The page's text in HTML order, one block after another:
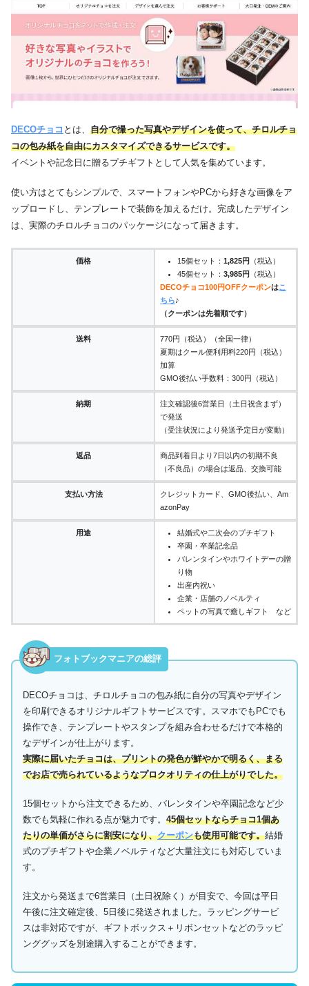
DECOチョコ とは、 自分で撮った写真やデザインを使って、チロルチョ
コの包み紙を自由にカスタマイズできるサービスです。
イベントや記念日に贈るプチギフトとして人気を集めています。
使い方はとてもシンプルで、スマートフォンやPCから好きな画像をア
ップロードし、テンプレートで装飾を加えるだけ。完成したデザイン
は、実際のチロルチョコのパッケージになって届きます。
価格 15個セット： 1,825円
（税込）
45個セット： 3,985円
（税込）
DECOチョコ100円OFFクーポンはこ
ちら♪
（クーポンは先着順です）
送料
770円（税込）（全国一律）
夏期はクール便利用料220円（税込）
加算
GMO後払い手数料：300円（税込）
納期
注文確認後6営業日（土日祝含まず）
で発送
（受注状況により発送予定日が変動）
返品
商品到着日より7日以内の初期不良
（不良品）の場合は返品、交換可能
支払い方法
クレジットカード、GMO後払い、Am
azonPay
用途
結婚式や二次会のプチギフト
卒園・卒業記念品
バレンタインやホワイトデーの贈
り物
出産内祝い
企業・店舗のノベルティ
ペットの写真で癒しギフト など
フォトブックマニアの総評
DECOチョコは、チロルチョコの包み紙に自分の写真やデザイン
を印刷できるオリジナルギフトサービスです。スマホでもPCでも
操作でき、テンプレートやスタンプを組み合わせるだけで本格的
なデザインが仕上がります。
実際に届いたチョコは、プリントの発色が鮮やかで明るく、まる
でお店で売られているようなプロクオリティの仕上がりでした。
15個セットから注文できるため、バレンタインや卒園記念など少
数でも気軽に作れる点が魅力です。 45個セットならチョコ1個あ
たりの単価がさらに割安になり、クーポンも使用可能です。結婚
式のプチギフトや企業ノベルティなど大量注文にも対応していま
す。
注文から発送まで6営業日（土日祝除く）が目安で、今回は平日
午後に注文確定後、5日後に発送されました。ラッピングサービ
スは非対応ですが、ギフトボックス＋リボンセットなどのラッピ
ンググッズを別途購入することができます。